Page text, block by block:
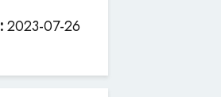
2023-07-26